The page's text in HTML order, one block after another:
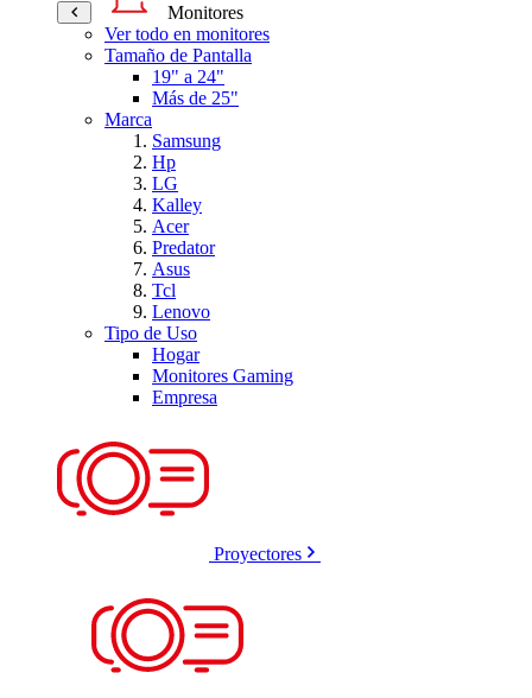
Monitores
Ver todo en monitores
Tamaño de Pantalla
19" a 24"
Más de 25"
Marca
Samsung
Hp
LG
Kalley
Acer
Predator
Asus
Tcl
Lenovo
Tipo de Uso
Hogar
Monitores Gaming
Empresa
Proyectores